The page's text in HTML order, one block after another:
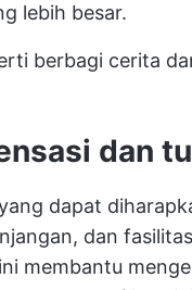
lebih besar.
berbagi cerita
dan
dapat
dan
membantu